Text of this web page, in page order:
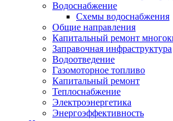
Водоснабжение
Схемы водоснабжения
Общие направления
Капитальный ремонт
Заправочная инфраструктура
Водоотведение
Газомоторное топливо
Капитальный ремонт
Теплоснабжение
Электроэнергетика
Энергоэффективность